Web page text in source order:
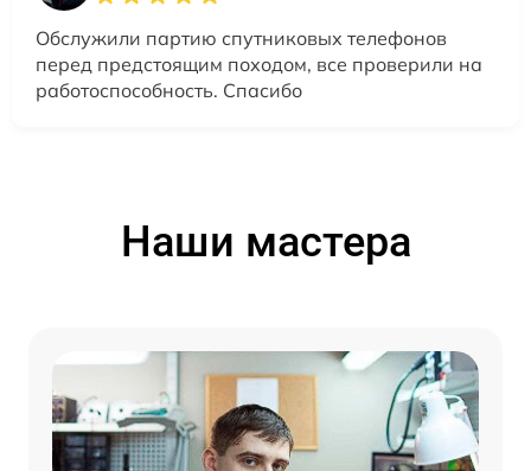
Обслужили партию спутниковых телефонов
перед предстоящим походом, все проверили на
работоспособность. Спасибо
Наши мастера